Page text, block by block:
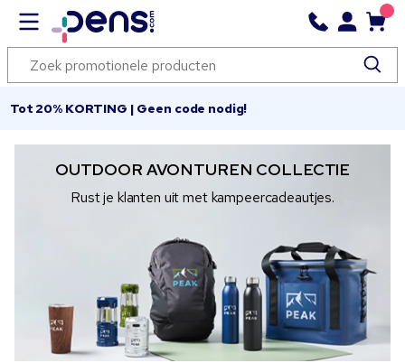
Tot 20% KORTING | Geen code nodig!
OUTDOOR AVONTUREN COLLECTIE
Rust je klanten uit metkampeercadeautjes.